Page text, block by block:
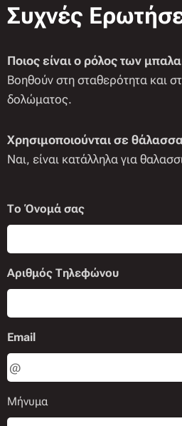
Συχνές
Ποιος είναι ο ρόλος των
Βοηθούν στη σταθερότητα και
δολώματος.
Χρησιμοποιούνται σε
Ναι, είναι κατάλληλα για
Το Όνομά σας
Αριθμός Τηλεφώνου
Email
Μήνυμα